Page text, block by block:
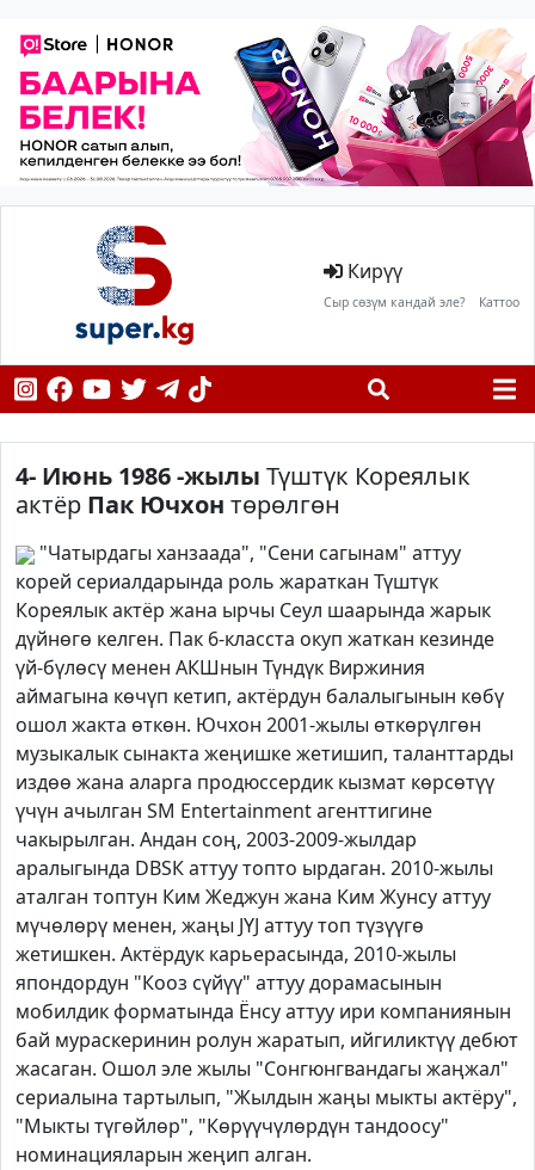
Кирүү
Сыр сөзүм кандай эле? Каттоо
4- Июнь 1986 -жылы Түштүк Кореялык
актёр Пак Ючхон төрөлгөн
"Чатырдагы ханзаада", "Сени сагынам" аттуу
корей сериалдарында роль жараткан Түштүк
Кореялык актёр жана ырчы Сеул шаарында жарык
дүйнөгө келген. Пак 6-класста окуп жаткан кезинде
үй-бүлөсү менен АКШнын Түндүк Виржиния
аймагына көчүп кетип, актёрдун балалыгынын көбү
ошол жакта өткөн. Ючхон 2001-жылы өткөрүлгөн
музыкалык сынакта жеңишке жетишип, таланттарды
издөө жана аларга продюссердик кызмат көрсөтүү
үчүн ачылган SM Entertainment агенттигине
чакырылган. Андан соң, 2003-2009-жылдар
аралыгында DВSК аттуу топто ырдаган. 2010-жылы
аталган топтун Ким Жеджун жана Ким Жунсу аттуу
мүчөлөрү менен, жаңы JYJ аттуу топ түзүүгө
жетишкен. Актёрдук карьерасында, 2010-жылы
япондордун "Кооз сүйүү" аттуу дорамасынын
мобилдик форматында Ёнсу аттуу ири компаниянын
бай мураскеринин ролун жаратып, ийгиликтүү дебют
жасаган. Ошол эле жылы "Сонгюнгвандагы жаңжал"
сериалына тартылып, "Жылдын жаңы мыкты актёру",
"Мыкты түгөйлөр", "Көрүүчүлөрдүн тандоосу"
номинацияларын жеңип алган.